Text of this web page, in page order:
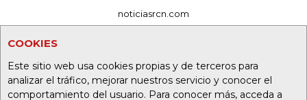
COOKIES
Este sitio web usa cookies propias y de terceros para
analizar el tráfico, mejorar nuestros servicio y conocer el
comportamiento del usuario. Para conocer más, acceda a
noticiasrcn.com
alerta.com.co